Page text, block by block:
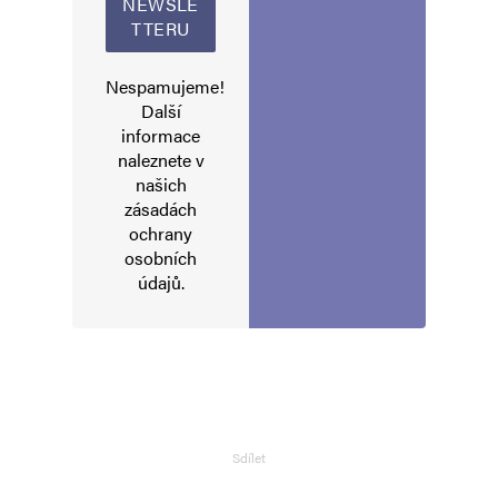
Nespamujeme!
Další
informace
naleznete v
našich
zásadách
ochrany
osobních
údajů.
Sdílet